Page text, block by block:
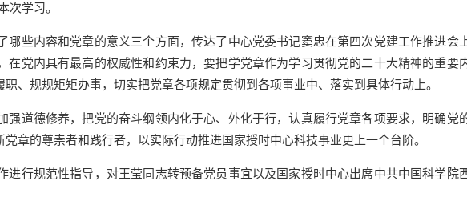
次学习。
内容和党章的意义三个方面，传达了中心党委书记窦忠在第四次党建工作推进会
在党内具有最高的权威性和约束力，要把学党章作为学习贯彻党的二十大精神的重要
、规规矩矩办事，切实把党章各项规定贯彻到各项事业中、落实到具体行动上。
德修养，把党的奋斗纲领内化于心、外化于行，认真履行党章各项要求，明确党
章的尊崇者和践行者，以实际行动推进国家授时中心科技事业更上一个台阶。
规范性指导，对王莹同志转预备党员事宜以及国家授时中心出席中共中国科学院